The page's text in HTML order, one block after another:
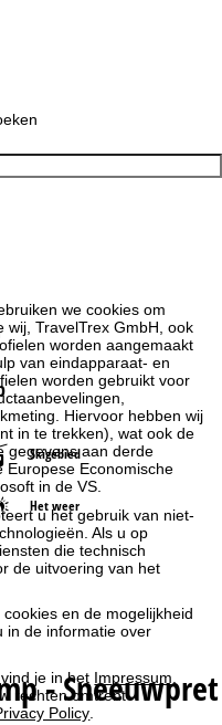
we cookies om
wij, TravelTrex GmbH, ook
worden aangemaakt
van eindapparaat- en
worden gebruikt voor
Hiervoor hebben wij
in te trekken), wat ook de
gegevens aan derde
Europese Economische
in de VS.
u het gebruik van niet-
Als u op
die technisch
de uitvoering van het
en de mogelijkheid
in de informatie over
je in het Impressum
rechten omtrent
Policy
Skigebied
Het weer
- Sneeuwpret